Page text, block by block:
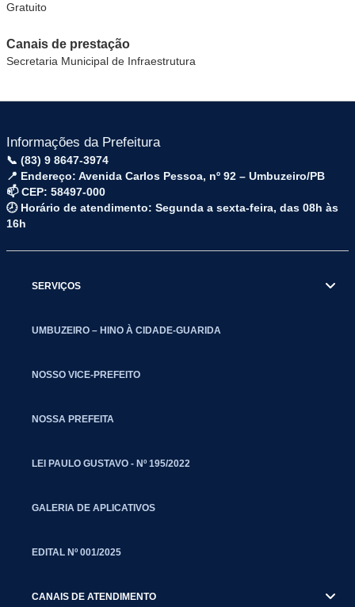
Gratuito
Canais de prestação
Secretaria Municipal de Infraestrutura
Informações da Prefeitura
📞 (83) 9 8647-3974
📍 Endereço: Avenida Carlos Pessoa, nº 92 – Umbuzeiro/PB
📫 CEP: 58497-000
🕗 Horário de atendimento: Segunda a sexta-feira, das 08h às
16h
SERVIÇOS
UMBUZEIRO – HINO À CIDADE-GUARIDA
NOSSO VICE-PREFEITO
NOSSA PREFEITA
LEI PAULO GUSTAVO - Nº 195/2022
GALERIA DE APLICATIVOS
EDITAL Nº 001/2025
CANAIS DE ATENDIMENTO